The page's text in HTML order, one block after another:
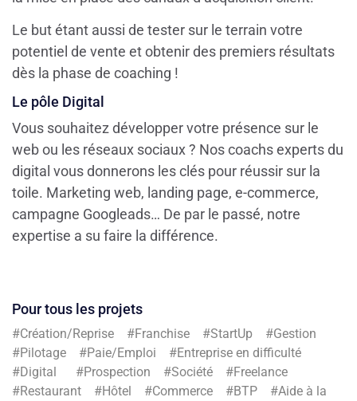
Le but étant aussi de tester sur le terrain votre
potentiel de vente et obtenir des premiers résultats
dès la phase de coaching !
Le pôle Digital
Vous souhaitez développer votre présence sur le
web ou les réseaux sociaux ? Nos coachs experts du
digital vous donnerons les clés pour réussir sur la
toile. Marketing web, landing page, e-commerce,
campagne Googleads… De par le passé, notre
expertise a su faire la différence.
Pour tous les projets
#Création/Reprise #Franchise #StartUp #Gestion
#Pilotage #Paie/Emploi #Entreprise en difficulté
#Digital #Prospection #Société #Freelance
#Restaurant #Hôtel #Commerce #BTP #Aide à la